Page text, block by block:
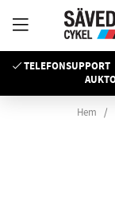
TELEFONSUPPORT
Hem